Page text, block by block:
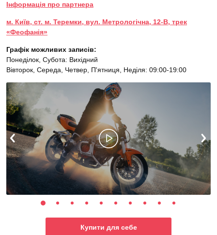
Інформація про партнера
м. Київ, ст. м. Теремки, вул. Метрологічна, 12-В, трек
«Феофанія»
Графік можливих записів:
Понеділок, Субота: Вихідний
Вівторок, Середа, Четвер, П'ятниця, Неділя: 09:00-19:00
Купити для себе